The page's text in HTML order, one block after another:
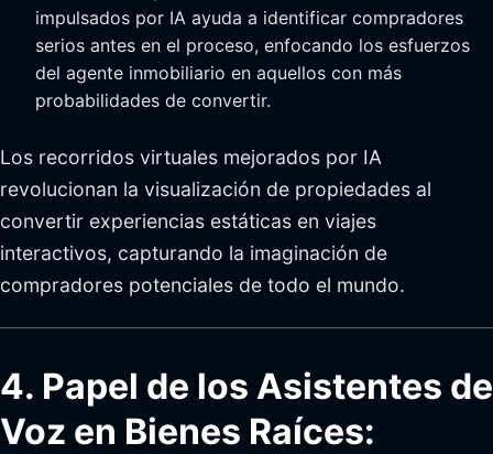
impulsados por IA ayuda a identificar compradores
serios antes en el proceso, enfocando los esfuerzos
del agente inmobiliario en aquellos con más
probabilidades de convertir.
Los recorridos virtuales mejorados por IA
revolucionan la visualización de propiedades al
convertir experiencias estáticas en viajes
interactivos, capturando la imaginación de
compradores potenciales de todo el mundo.
4. Papel de los Asistentes de
Voz en Bienes Raíces: